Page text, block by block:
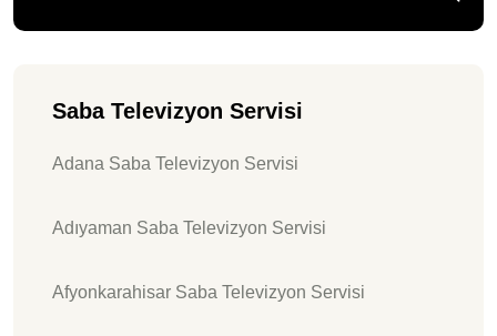
Saba Televizyon Servisi
Adana Saba Televizyon Servisi
Adıyaman Saba Televizyon Servisi
Afyonkarahisar Saba Televizyon Servisi